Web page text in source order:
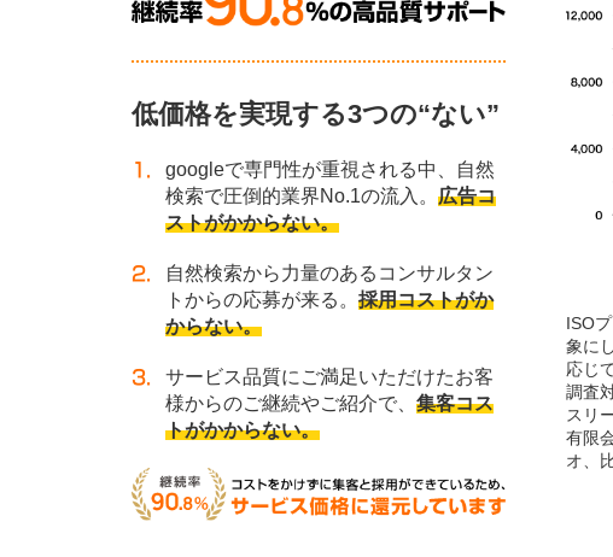
低価格を実現する3つの“ない”
googleで専門性が重視される中、自然
検索で圧倒的業界No.1の流入。広告コ
ストがかからない。
自然検索から力量のあるコンサルタン
トからの応募が来る。採用コストがか
からない。
サービス品質にご満足いただけたお客
様からのご継続やご紹介で、集客コス
トがかからない。
ISO
象に
応じ
調査
スリ
有限
オ、